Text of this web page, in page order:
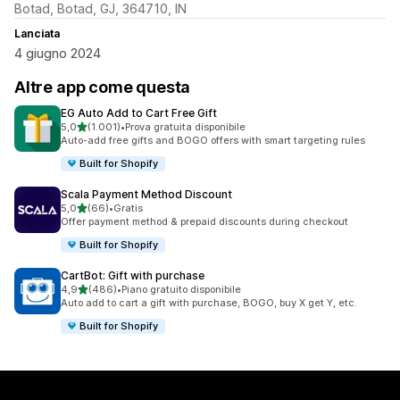
Botad, Botad, GJ, 364710, IN
Lanciata
4 giugno 2024
Altre app come questa
EG Auto Add to Cart Free Gift
5,0stelle su 5
(1.001)
1001 recensioni totali
•Prova gratuita disponibile
Auto-add free gifts and BOGO offers with smart targeting rules
Built for Shopify
Scala Payment Method Discount
5,0stelle su 5
(66)
66 recensioni totali
•Gratis
Offer payment method & prepaid discounts during checkout
Built for Shopify
CartBot: Gift with purchase
4,9stelle su 5
(486)
486 recensioni totali
•Piano gratuito disponibile
Auto add to cart a gift with purchase, BOGO, buy X get Y, etc.
Built for Shopify